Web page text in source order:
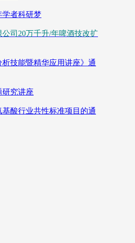
学者科研梦
司20万千升/年啤酒技改扩
析技能暨精华应用讲座》通
研究讲座
基酸行业共性标准项目的通